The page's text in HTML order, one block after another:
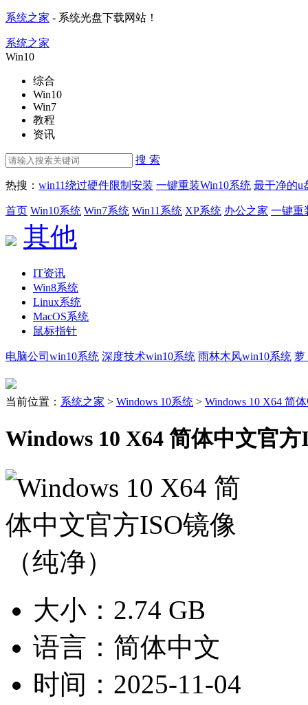
系统之家 - 系统光盘下载网站！
系统之家
Win10
综合
Win10
Win7
教程
资讯
搜 索
热搜： win11绕过硬件限制安装 一键重装Win10系统 最干净的u
首页 Win10系统 Win7系统 Win11系统 XP系统 办公之家 一键重
其他
IT资讯
Win8系统
Linux系统
MacOS系统
鼠标指针
电脑公司win10系统 深度技术win10系统 雨林木风win10系统 萝
当前位置： 系统之家 > Windows 10系统 > Windows 10 X64 简
Windows 10 X64 简体中文官
大小： 2.74 GB
语言： 简体中文
时间： 2025-11-04